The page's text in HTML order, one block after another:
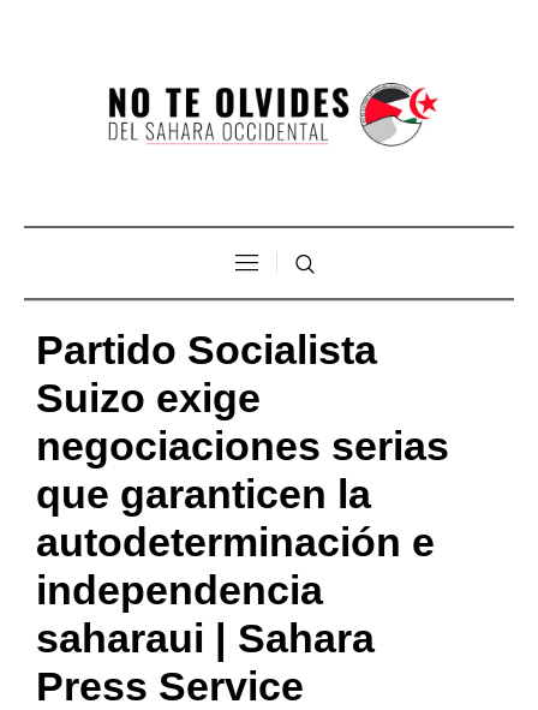
Partido Socialista
Suizo exige
negociaciones serias
que garanticen la
autodeterminación e
independencia
saharaui | Sahara
Press Service